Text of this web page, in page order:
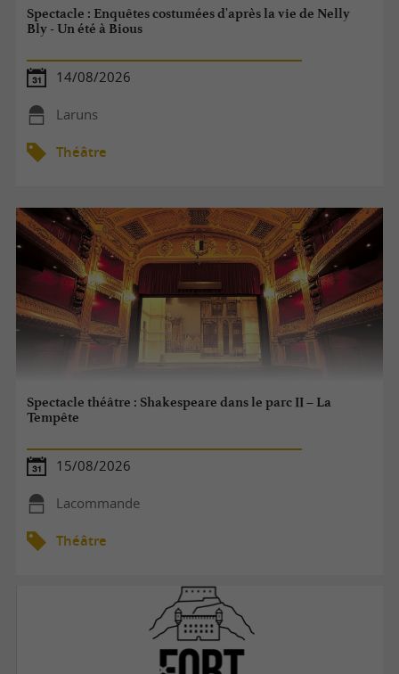
Spectacle : Enquêtes costumées d'après la vie de Nelly
Bly - Un été à Bious
14/08/2026
Laruns
Théâtre
Spectacle théâtre : Shakespeare dans le parc II – La
Tempête
15/08/2026
Lacommande
Théâtre